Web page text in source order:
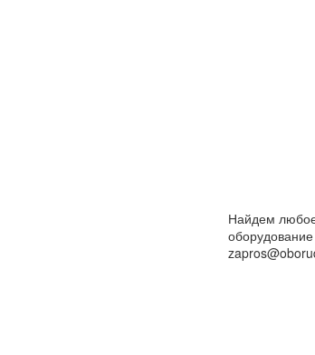
Найдем
оборудование